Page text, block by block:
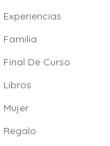
Experiencias
Familia
Final De Curso
Libros
Mujer
Regalo